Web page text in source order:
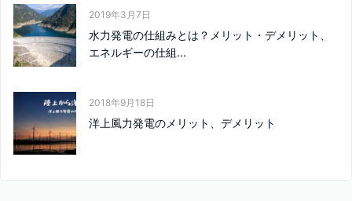
2019年3月7日
水力発電の仕組みとは？メリット・デメリット、
エネルギーの仕組...
2018年9月18日
洋上風力発電のメリット、デメリット